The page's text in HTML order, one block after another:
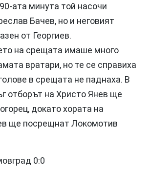
ата минута той насочи
Бачев, но и неговият
от Георгиев.
на срещата имаше много
вратари, но те се справиха
в срещата не паднаха. В
отборът на Христо Янев ще
докато хората на
ще посрещнат Локомотив
0:0